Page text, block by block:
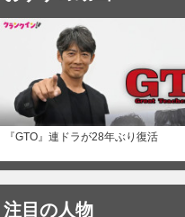
『GTO』連ドラが28年ぶり復活
注目の人物